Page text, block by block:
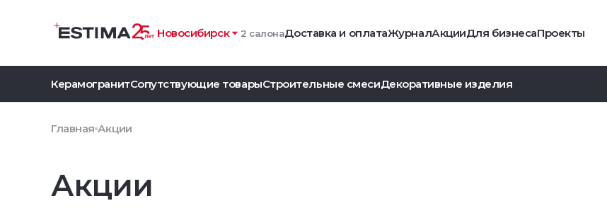
Новосибирск 2 салонаДоставка и оплатаЖурналАкцииДля бизнесаПроекты
КерамогранитСопутствующие товарыСтроительные смесиДекоративные изделия
Главная Акции
Акции